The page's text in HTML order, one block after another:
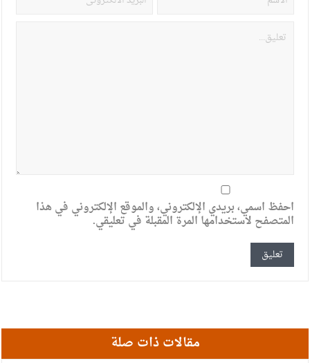
احفظ اسمي، بريدي الإلكتروني، والموقع الإلكتروني في هذا
المتصفح لاستخدامها المرة المقبلة في تعليقي.
مقالات ذات صلة